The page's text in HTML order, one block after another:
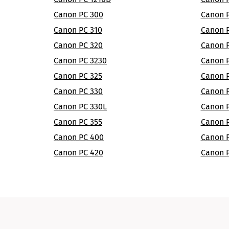
Canon PC 300
Canon PC 310
Canon PC 320
Canon PC 3230
Canon PC 325
Canon PC 330
Canon PC 330L
Canon PC 355
Canon PC 400
Canon PC 420
Canon
Canon
Canon
Canon
Canon
Canon
Canon
Canon
Canon
Canon